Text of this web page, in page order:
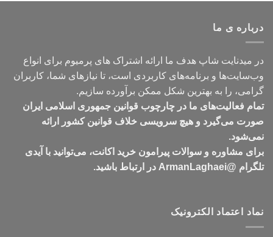
درباره ی ما
در میدنایت شاپ هدف ما ارائه اشتراک های پرمیوم برای انواع
وب‌سایت‌ها و برنامه‌های کاربردی است، تا نیازهای شما، کاربران
گرامی، را به بهترین شکل ممکن برآورده سازیم.
تمام فعالیت‌های ما در چارچوب قوانین جمهوری اسلامی ایران
صورت می‌گیرد و هیچ سرویسی خلاف قوانین کشور ارائه
نمی‌شود.
برای مشاوره و سوالات پیرامون خرید اکانت، می‌توانید با آیدی
تلگرام @ArmanLaghaei در ارتباط باشید.
نماد اعتماد الکترونیک